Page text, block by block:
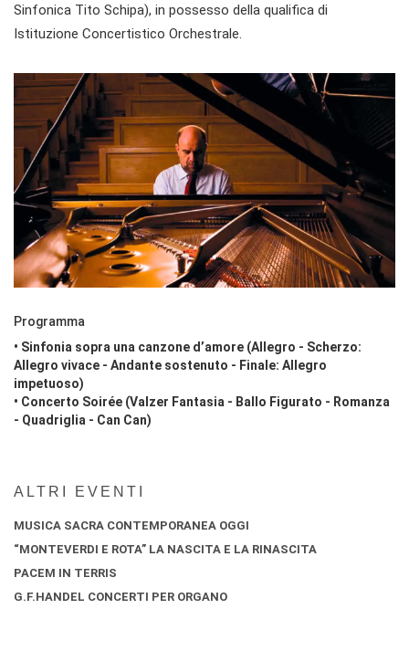
Sinfonica Tito Schipa), in possesso della qualifica di
Istituzione Concertistico Orchestrale.
Programma
• Sinfonia sopra una canzone d’amore (Allegro - Scherzo:
Allegro vivace - Andante sostenuto - Finale: Allegro
impetuoso)
• Concerto Soirée (Valzer Fantasia - Ballo Figurato - Romanza
- Quadriglia - Can Can)
ALTRI EVENTI
MUSICA SACRA CONTEMPORANEA OGGI
“MONTEVERDI E ROTA” LA NASCITA E LA RINASCITA
PACEM IN TERRIS
G.F.HANDEL CONCERTI PER ORGANO